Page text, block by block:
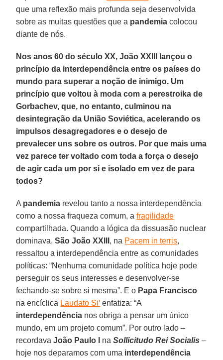
que uma reflexão mais profunda seja desenvolvida
sobre as muitas questões que a pandemia colocou
diante de nós.
Nos anos 60 do século XX, João XXIII lançou o
princípio da interdependência entre os países do
mundo para superar a noção de inimigo. Um
princípio que voltou à moda com a perestroika de
Gorbachev, que, no entanto, culminou na
desintegração da União Soviética, acelerando os
impulsos desagregadores e o desejo de
prevalecer uns sobre os outros. Por que mais uma
vez parece ter voltado com toda a força o desejo
de agir cada um por si e isolado em vez de para
todos?
A pandemia revelou tanto a nossa interdependência
como a nossa fraqueza comum, afragilidade
compartilhada. Quando a lógica da dissuasão nuclear
dominava,São João XXIII , na Pacem in terris,
ressaltou a interdependência entre as comunidades
políticas: “Nenhuma comunidade política hoje pode
perseguir os seus interesses e desenvolver-se
fechando-se sobre si mesma”. E o Papa Francisco
na encíclica Laudato Si’ enfatiza: “A
interdependência nos obriga a pensar um único
mundo, em um projeto comum”. Por outro lado –
recordavaJoão Paulo I naSollicitudo Rei Socialis –
hoje nos deparamos com uma interdependência